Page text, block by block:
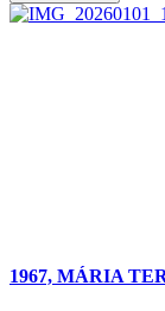
1967, MÁRIA